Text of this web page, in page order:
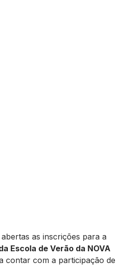
as inscrições para a
Escola de Verão da NOVA
contar com a participação de